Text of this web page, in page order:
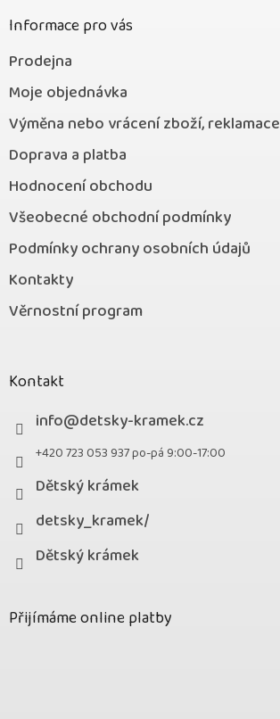
Informace pro vás
Prodejna
Moje objednávka
Výměna nebo vrácení zboží, reklamace
Doprava a platba
Hodnocení obchodu
Všeobecné obchodní podmínky
Podmínky ochrany osobních údajů
Kontakty
Věrnostní program
Kontakt
info@detsky-kramek.cz
+420 723 053 937 po-pá 9:00-17:00
Dětský krámek
detsky_kramek/
Dětský krámek
Přijímáme online platby